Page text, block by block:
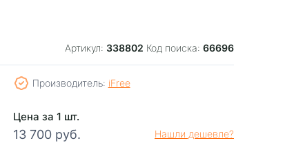
Артикул: 338802 Код поиска: 66696
Производитель: iFree
Цена за 1 шт.
13 700 руб. Нашли дешевле?